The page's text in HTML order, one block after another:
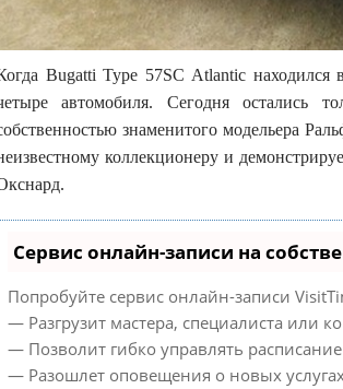
Bugatti Type 57SC Atlantic находился
автомобиля. Сегодня остались
знаменитого модельера
коллекционеру и
Сервис онлайн-записи на
Попробуйте сервис онлайн-записи
— Разгрузит мастера, специалиста или
— Позволит гибко управлять
— Разошлет оповещения о новых